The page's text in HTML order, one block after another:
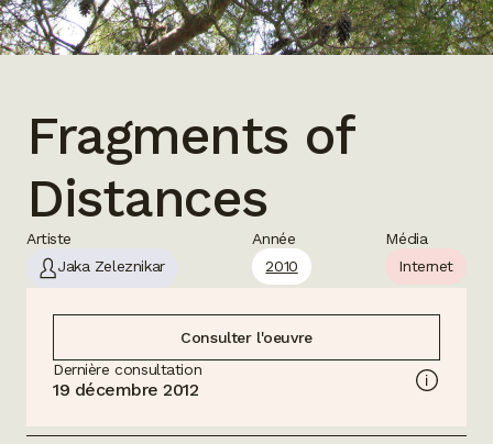
Fragments of
Distances
Artiste
Jaka Zeleznikar
Année
2010
Média
Internet
Consulter l'oeuvre
Dernière consultation
19 décembre 2012